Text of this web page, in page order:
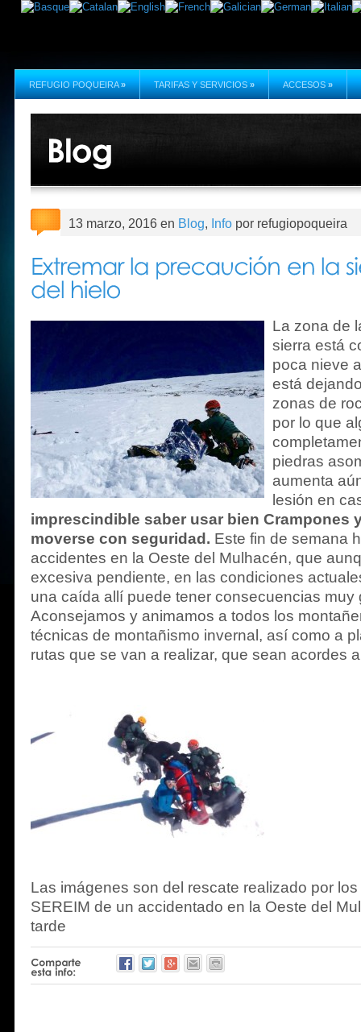
REFUGIO POQUEIRA » TARIFAS Y SERVICIOS » ACCESOS »
13 marzo, 2016 en Blog, Info por refugiopoqueira
La zona de
sierra está
poca nieve
está
zonas de
por lo que
piedras
aumenta
lesión en
imprescindible saber usar bien Crampones
moverse con seguridad. Este fin de semana
accidentes en la Oeste del Mulhacén, que
excesiva pendiente, en las condiciones
una caída allí puede tener consecuencias muy
Aconsejamos y animamos a todos los
técnicas de montañismo invernal, así como a
rutas que se van a realizar, que sean acordes
Las imágenes son del rescate realizado por
SEREIM de un accidentado en la Oeste del
tarde